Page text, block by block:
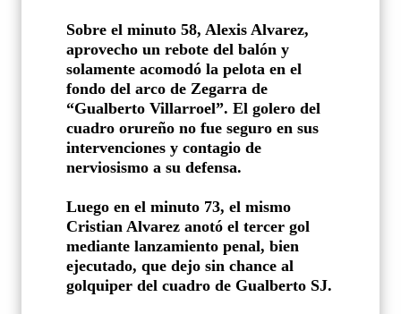
Sobre el minuto 58, Alexis Alvarez,
aprovecho un rebote del balón y
solamente acomodó la pelota en el
fondo del arco de Zegarra de
“Gualberto Villarroel”. El golero del
cuadro orureño no fue seguro en sus
intervenciones y contagio de
nerviosismo a su defensa.
Luego en el minuto 73, el mismo
Cristian Alvarez anotó el tercer gol
mediante lanzamiento penal, bien
ejecutado, que dejo sin chance al
golquiper del cuadro de Gualberto SJ.